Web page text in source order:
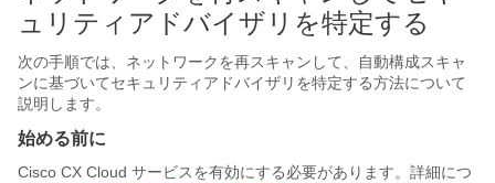
ュリティアドバイザリを特定する
次の手順では、ネットワークを再スキャンして、自動構成スキャ
ンに基づいてセキュリティアドバイザリを特定する方法について
説明します。
始める前に
Cisco CX Cloud サービスを有効にする必要があります。詳細につ